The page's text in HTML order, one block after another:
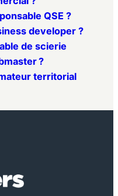
QSE ?
developer ?
de scierie
?
territorial